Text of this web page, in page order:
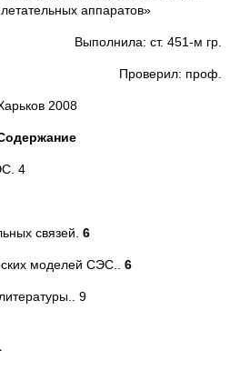
аппаратов»
Выполнила: ст. 451-м гр.
Проверил: проф.
2008
4
связей. 6
моделей СЭС.. 6
9